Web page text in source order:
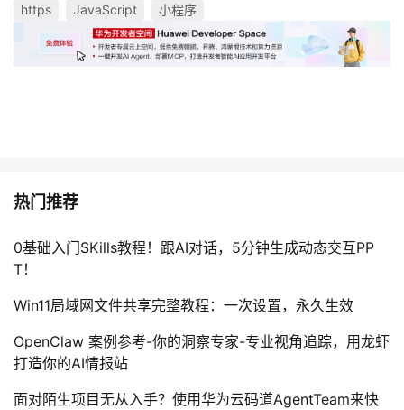
https JavaScript 小程序
热门推荐
0基础入门SKills教程！跟AI对话，5分钟生成动态交互PP
T！
Win11局域网文件共享完整教程：一次设置，永久生效
OpenClaw 案例参考-你的洞察专家-专业视角追踪，用龙虾
打造你的AI情报站
面对陌生项目无从入手？使用华为云码道AgentTeam来快